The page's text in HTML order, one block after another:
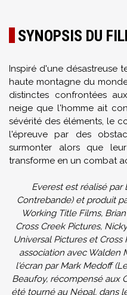
SYNOPSIS DU
Inspiré d'une désastreuse
haute montagne du
distinctes confrontées
neige que l'homme ait
sévérité des éléments, le
l'épreuve par des
surmonter alors que
transforme en un combat
Everest est réalisé par
Contrebande) et produit
Working Title Films,
Cross Creek Pictures,
Universal Pictures et
association avec Walden
l'écran par Mark Medoff
Beaufoy, récompensé aux
été tourné au Népal, dans